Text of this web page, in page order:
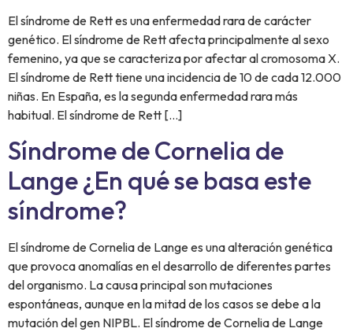
El síndrome de Rett es una enfermedad rara de carácter
genético. El síndrome de Rett afecta principalmente al sexo
femenino, ya que se caracteriza por afectar al cromosoma X.
El síndrome de Rett tiene una incidencia de 10 de cada 12.000
niñas. En España, es la segunda enfermedad rara más
habitual. El síndrome de Rett […]
Síndrome de Cornelia de
Lange ¿En qué se basa este
síndrome?
El síndrome de Cornelia de Lange es una alteración genética
que provoca anomalías en el desarrollo de diferentes partes
del organismo. La causa principal son mutaciones
espontáneas, aunque en la mitad de los casos se debe a la
mutación del gen NIPBL. El síndrome de Cornelia de Lange